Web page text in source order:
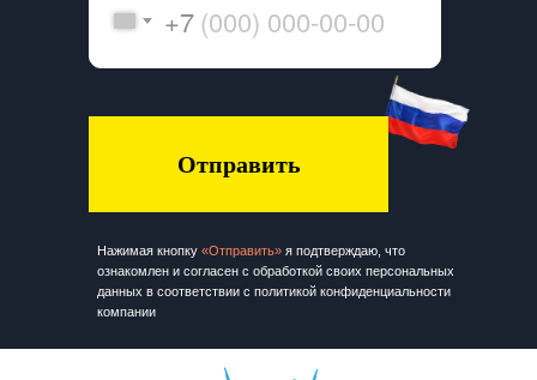
+7
Отправить
Нажимая кнопку «Отправить» я подтверждаю, что
ознакомлен и согласен с обработкой своих персональных
данных в соответствии с политикой конфиденциальности
компании